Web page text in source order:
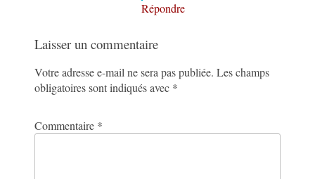
Répondre
Laisser un commentaire
Votre adresse e-mail ne sera pas publiée. Les champs
obligatoires sont indiqués avec *
Commentaire *